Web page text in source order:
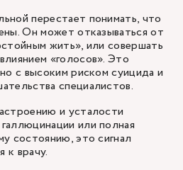
перестает понимать, что
Он может отказываться от
жить», или совершать
«голосов». Это
с высоким риском суицида и
специалистов.
и усталости
или полная
состоянию, это сигнал
к врачу.